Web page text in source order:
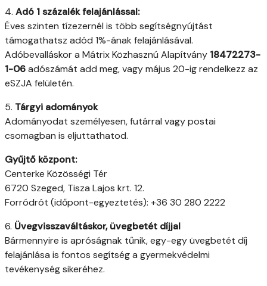
4. Adó 1 százalék felajánlással:
Éves szinten tízezernél is több segítségnyújtást
támogathatsz adód 1%-ának felajánlásával.
Adóbevalláskor a Mátrix Közhasznú Alapítvány 18472273-
1-06adószámát add meg, vagy május 20-ig rendelkezz az
eSZJA felületén.
5. Tárgyi adományok
Adományodat személyesen, futárral vagy postai
csomagban is eljuttathatod.
Gyűjtő központ:
Centerke Közösségi Tér
6720 Szeged, Tisza Lajos krt. 12.
Forródrót (időpont-egyeztetés): +36 30 280 2222
6. Üvegvisszaváltáskor, üvegbetét díjjal
Bármennyire is apróságnak tűnik, egy-egy üvegbetét díj
felajánlása is fontos segítség a gyermekvédelmi
tevékenység sikeréhez.